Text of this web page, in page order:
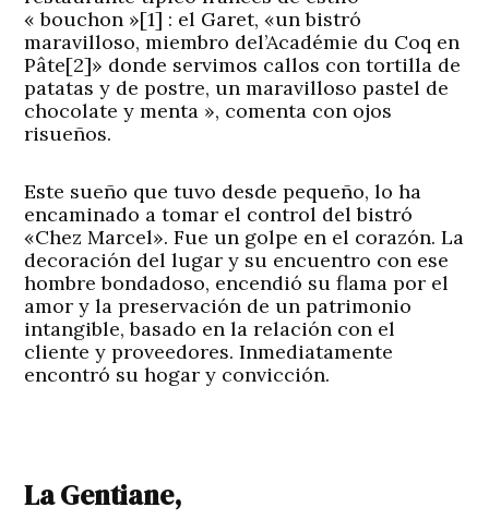
« bouchon »[1] : el Garet, «un bistró
maravilloso, miembro del’Académie du Coq en
Pâte[2]» donde servimos callos con tortilla de
patatas y de postre, un maravilloso pastel de
chocolate y menta », comenta con ojos
risueños.
Este sueño que tuvo desde pequeño, lo ha
encaminado a tomar el control del bistró
«Chez Marcel». Fue un golpe en el corazón. La
decoración del lugar y su encuentro con ese
hombre bondadoso, encendió su flama por el
amor y la preservación de un patrimonio
intangible, basado en la relación con el
cliente y proveedores. Inmediatamente
encontró su hogar y convicción.
La Gentiane,